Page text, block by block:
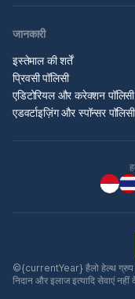
जानकारी
इस्तेमाल की शर्तें
प्रिवसी पॉलिसी
एडिटोरियल और करेक्शन पॉलिसी
एडवर्टाइज़िंग और स्पॉन्सर पॉलिसी
©{currentYear} हैलो हेल्थ ग्रुप
निदान और इलाज इत्यादि सेवाएं नहीं